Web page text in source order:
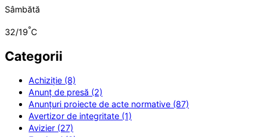
Sâmbătă
32/19°C
Categorii
Achiziție (8)
Anunț de presă (2)
Anunțuri proiecte de acte normative (87)
Avertizor de integritate (1)
Avizier (27)